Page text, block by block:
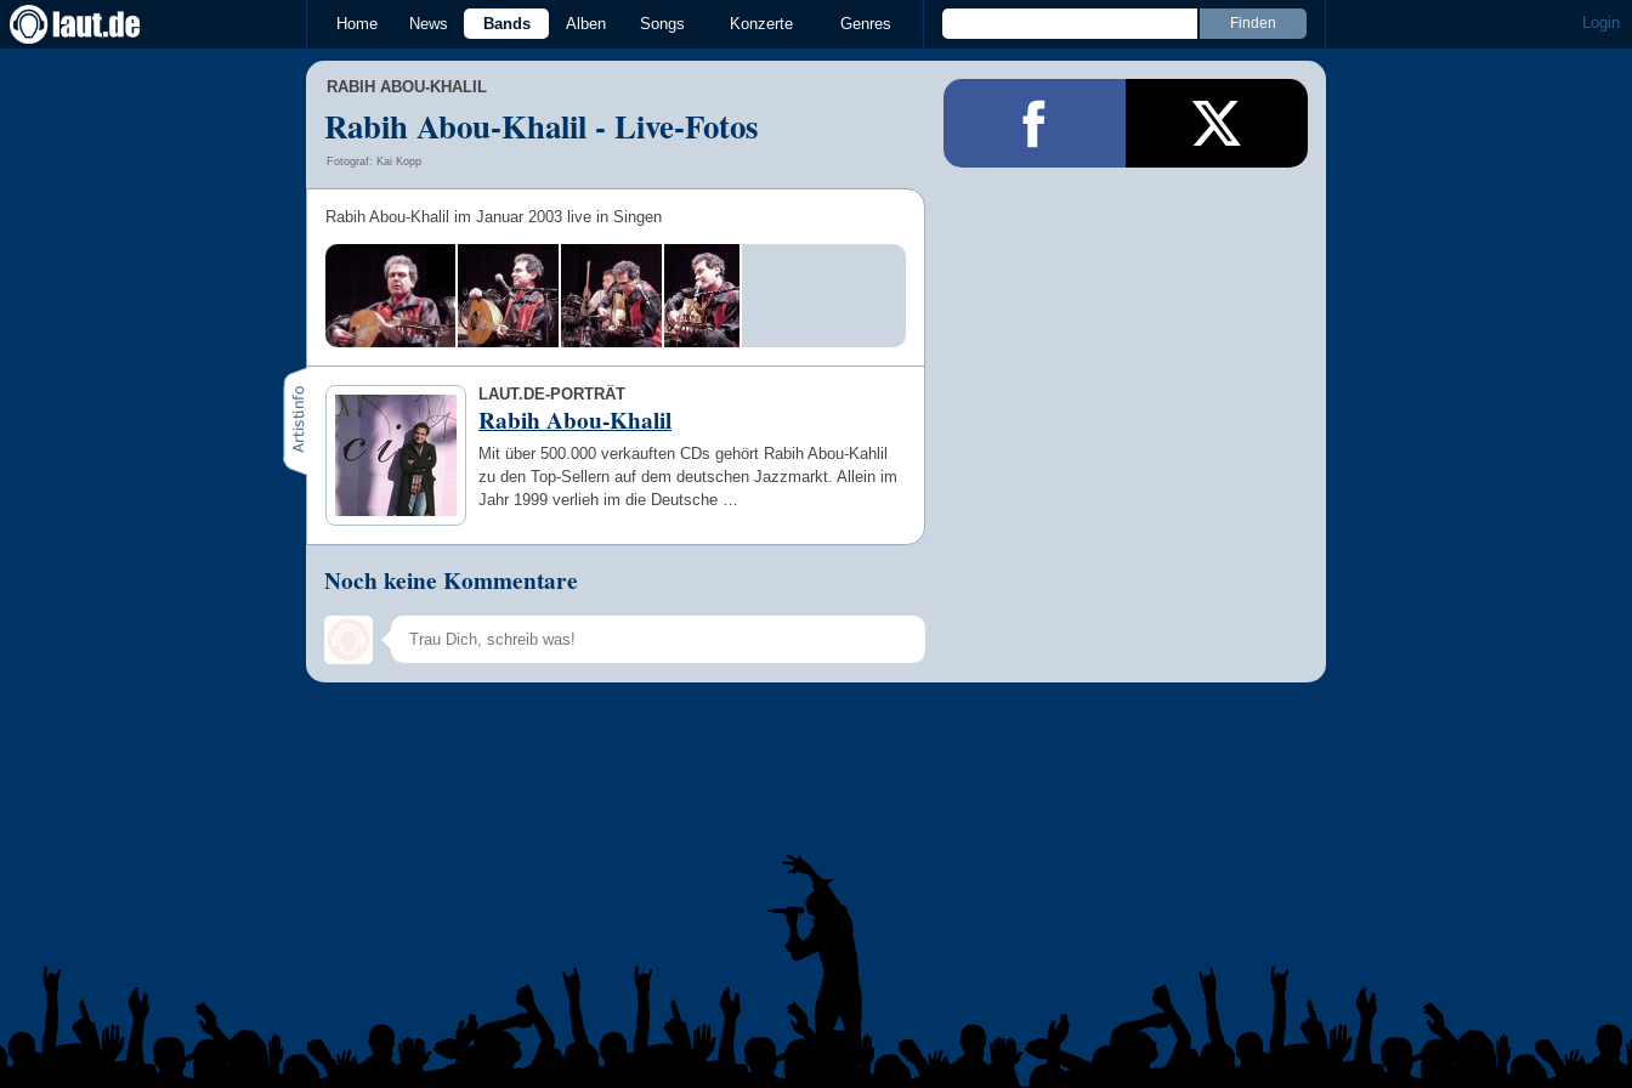
Home News Bands Alben Songs Konzerte Genres Login
RABIH ABOU-KHALIL
Rabih Abou-Khalil - Live-Fotos
Fotograf: Kai Kopp
Rabih Abou-Khalil im Januar 2003 live in Singen
LAUT.DE-PORTRÄT
Rabih Abou-Khalil
Mit über 500.000 verkauften CDs gehört Rabih Abou-Kahlil
zu den Top-Sellern auf dem deutschen Jazzmarkt. Allein im
Jahr 1999 verlieh im die Deutsche …
Noch keine Kommentare
Speichern